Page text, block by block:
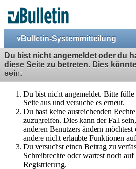
vBulletin-Systemmitteilung
Du bist nicht angemeldet oder du
diese Seite zu betreten. Dies
sein:
Du bist nicht angemeldet. Bitte
Seite aus und versuche es erneut.
Du hast keine ausreichenden
zuzugreifen. Dies kann der Fall
anderen Benutzers ändern
andere nicht erlaubte Funktionen
Du versuchst einen Beitrag zu
Schreibrechte oder wartest noch
Registrierung.